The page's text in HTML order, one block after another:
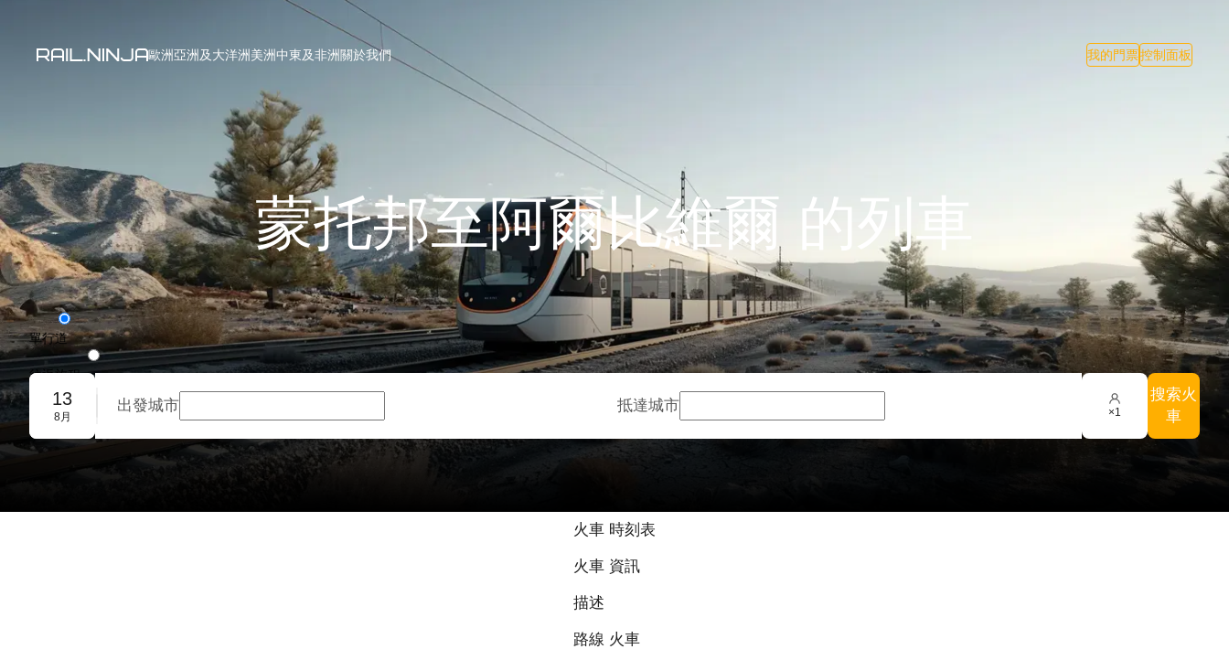
歐洲亞洲及大洋洲美洲中東及非洲關於我們 我的門票控制面板
蒙托邦至阿爾比維爾 的列車
單行道
往返旅程
團體預訂
13
8月
出發城市 抵達城市 ×1
搜索火
車
火車 時刻表
火車 資訊
描述
路線 火車